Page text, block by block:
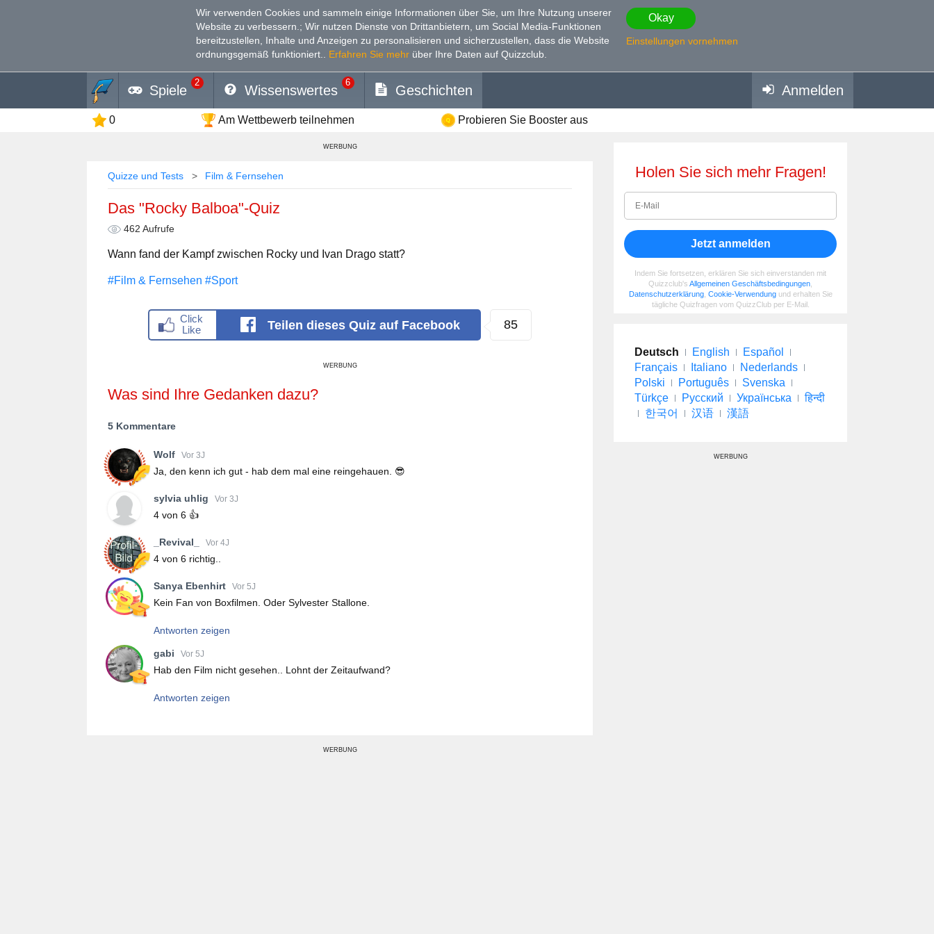
Wir verwenden Cookies und sammeln einige Informationen über Sie, um Ihre Nutzung unserer
Website zu verbessern. ; Wir nutzen Dienste von Drittanbietern, um Social Media-Funktionen
bereitzustellen, Inhalte und Anzeigen zu personalisieren und sicherzustellen, dass die Website
ordnungsgemäß funktioniert.
Erfahren Sie mehr über Ihre Daten auf Quizzclub.
Okay
Einstellungen vornehmen
Spiele
2
Wissenswertes
6
Geschichten Anmelden
0 Am Wettbewerb teilnehmen Probieren Sie Booster aus
WERBUNG
Quizze und Tests Film & Fernsehen
Das "Rocky Balboa"-Quiz
462 Aufrufe
Wann fand der Kampf zwischen Rocky und Ivan Drago statt?
#Film & Fernsehen #Sport
Teilen dieses Quiz auf Facebook 85
WERBUNG
Was sind Ihre Gedanken dazu?
5 Kommentare
Wolf Vor 3J
Ja, den kenn ich gut - hab dem mal eine reingehauen. 😎
sylvia uhlig Vor 3J
4 von 6 👍
_Revival_ Vor 4J
4 von 6 richtig..
Sanya Ebenhirt Vor 5J
Kein Fan von Boxfilmen. Oder Sylvester Stallone.
Antworten zeigen
gabi Vor 5J
Hab den Film nicht gesehen.. Lohnt der Zeitaufwand?
Antworten zeigen
WERBUNG
Holen Sie sich mehr Fragen!
Jetzt anmelden
Indem Sie fortsetzen, erklären Sie sich einverstanden mit
Quizzclub's Allgemeinen Geschäftsbedingungen
Datenschutzerklärung, Cookie-Verwendungund erhalten Sie
tägliche Quizfragen vom QuizzClub per E-Mail.
Deutsch English
Español
Français
Italiano
Nederlands
Polski
Português
Svenska
Türkçe
Русский Українська
हिन्दी
한국어
汉语 漢語
WERBUNG